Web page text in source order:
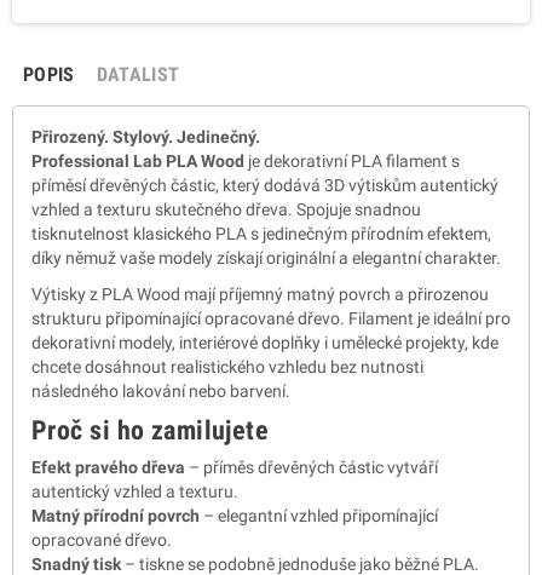
POPIS DATALIST
Přirozený. Stylový. Jedinečný.
Professional Lab PLA Wood je dekorativní PLA filament s
příměsí dřevěných částic, který dodává 3D výtiskům autentický
vzhled a texturu skutečného dřeva. Spojuje snadnou
tisknutelnost klasického PLA s jedinečným přírodním efektem,
díky němuž vaše modely získají originální a elegantní charakter.
Výtisky z PLA Wood mají příjemný matný povrch a přirozenou
strukturu připomínající opracované dřevo. Filament je ideální pro
dekorativní modely, interiérové doplňky i umělecké projekty, kde
chcete dosáhnout realistického vzhledu bez nutnosti
následného lakování nebo barvení.
Proč si ho zamilujete
Efekt pravého dřeva – příměs dřevěných částic vytváří
autentický vzhled a texturu.
Matný přírodní povrch – elegantní vzhled připomínající
opracované dřevo.
Snadný tisk – tiskne se podobně jednoduše jako běžné PLA.